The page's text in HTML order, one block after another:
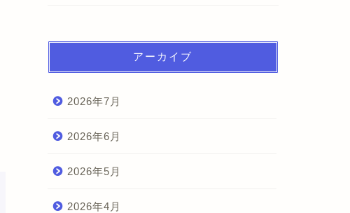
アーカイブ
2026年7月
2026年6月
2026年5月
2026年4月